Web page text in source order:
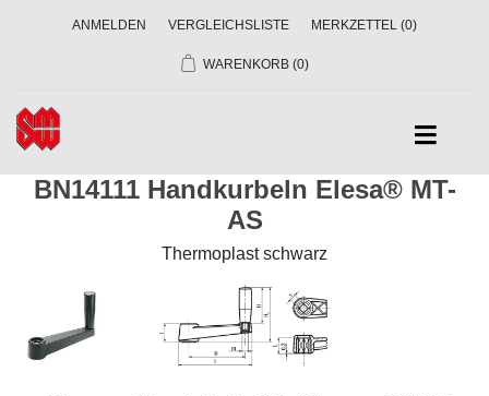
ANMELDEN VERGLEICHSLISTE MERKZETTEL (0)
WARENKORB (0)
BN14111 Handkurbeln Elesa® MT-
AS
Thermoplast schwarz